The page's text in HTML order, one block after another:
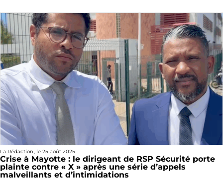
La Rédaction, le 25 août 2025
Crise à Mayotte : le dirigeant de RSP Sécurité porte
plainte contre « X » après une série d’appels
malveillants et d’intimidations